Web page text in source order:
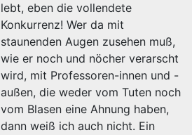
lebt, eben die vollendete
Konkurrenz! Wer da mit
staunenden Augen zusehen muß,
wie er noch und nöcher verarscht
wird, mit Professoren-innen und -
außen, die weder vom Tuten noch
vom Blasen eine Ahnung haben,
dann weiß ich auch nicht. Ein